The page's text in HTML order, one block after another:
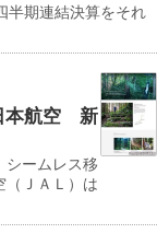
半期連結決算をそれ
本航空 新
シームレス移
ＪＡＬ）は